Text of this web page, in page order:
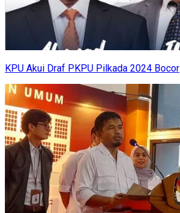
KPU Akui Draf PKPU Pilkada 2024 Bocor